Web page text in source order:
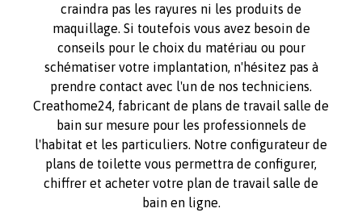
craindra pas les rayures ni les produits de
maquillage. Si toutefois vous avez besoin de
conseils pour le choix du matériau ou pour
schématiser votre implantation, n'hésitez pas à
prendre contact avec l'un de nos techniciens.
Creathome24, fabricant de plans de travail salle de
bain sur mesure pour les professionnels de
l'habitat et les particuliers. Notre configurateur de
plans de toilette vous permettra de configurer,
chiffrer et acheter votre plan de travail salle de
bain en ligne.